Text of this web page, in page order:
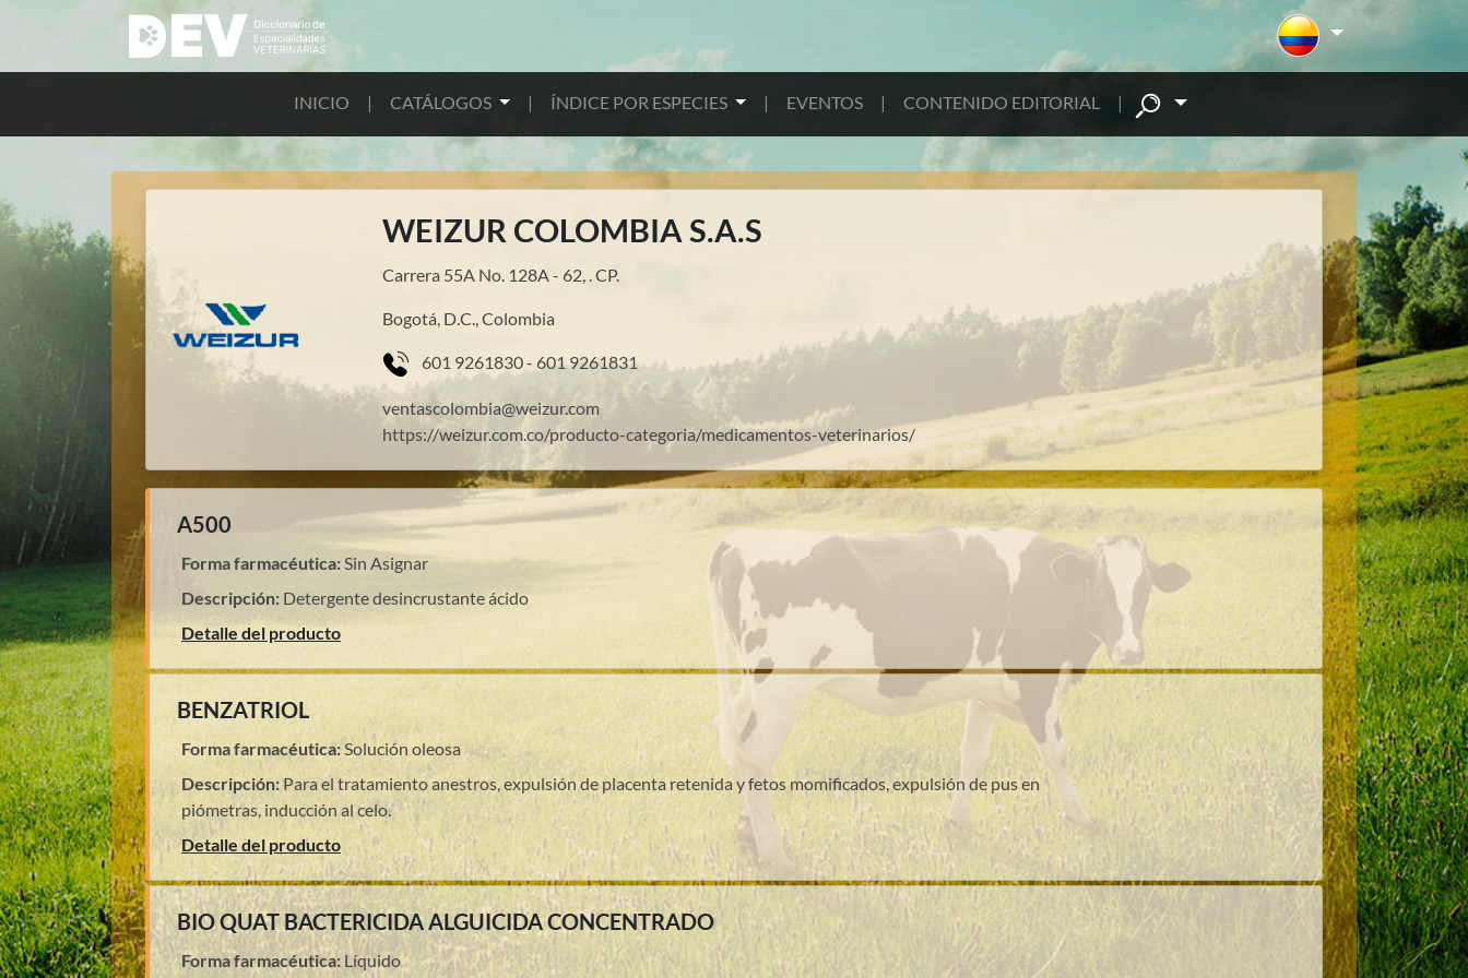
INICIO | CATÁLOGOS | ÍNDICE POR ESPECIES | EVENTOS | CONTENIDO EDITORIAL |
WEIZUR COLOMBIA S.A.S
Carrera 55A No. 128A - 62, . CP.
Bogotá, D.C., Colombia
601 9261830 - 601 9261831
ventascolombia@weizur.com
https://weizur.com.co/producto-categoria/medicamentos-veterinarios/
A500
Forma farmacéutica:Sin Asignar
Descripción: Detergente desincrustante ácido
Detalle del producto
BENZATRIOL
Forma farmacéutica:Solución oleosa
Descripción: Para el tratamiento anestros, expulsión de placenta retenida y fetos momificados, expulsión de pus en
piómetras, inducción al celo.
Detalle del producto
BIO QUAT BACTERICIDA ALGUICIDA CONCENTRADO
Forma farmacéutica: Líquido